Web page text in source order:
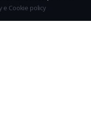
e Cookie policy